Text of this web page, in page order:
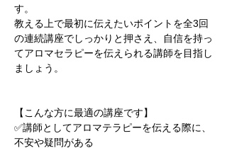
す。
教える上で最初に伝えたいポイントを全3回
の連続講座でしっかりと押さえ、自信を持っ
てアロマセラピーを伝えられる講師を目指し
ましょう。
【こんな方に最適の講座です】
✅講師としてアロマテラピーを伝える際に、
不安や疑問がある